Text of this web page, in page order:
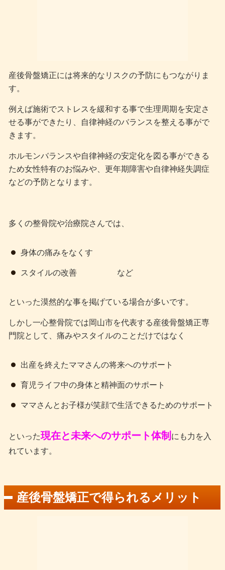
産後骨盤矯正には将来的なリスクの予防にもつながりま
す。
例えば施術でストレスを緩和する事で生理周期を安定さ
せる事ができたり、自律神経のバランスを整える事がで
きます。
ホルモンバランスや自律神経の安定化を図る事ができる
ため女性特有のお悩みや、更年期障害や自律神経失調症
などの予防となります。
多くの整骨院や治療院さんでは、
身体の痛みをなくす
スタイルの改善 など
といった漠然的な事を掲げている場合が多いです。
しかし一心整骨院では岡山市を代表する産後骨盤矯正専
門院として、痛みやスタイルのことだけではなく
出産を終えたママさんの将来へのサポート
育児ライフ中の身体と精神面のサポート
ママさんとお子様が笑顔で生活できるためのサポート
といった現在と未来へのサポート体制 にも力を入
れています。
産後骨盤矯正で得られるメリット